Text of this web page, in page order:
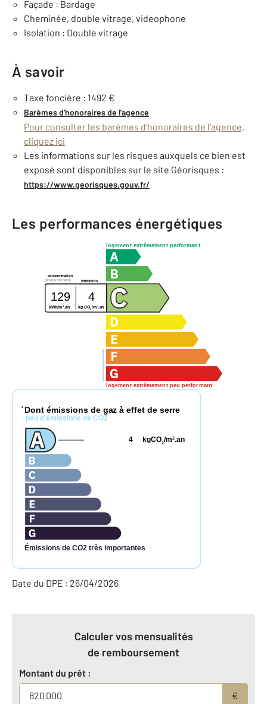
Façade : Bardage
Cheminée, double vitrage, videophone
Isolation : Double vitrage
À savoir
Taxe foncière : 1492 €
Barèmes d'honoraires de l'agence
Pour consulter les barèmes d'honoraires de l'agence,
cliquez ici
Les informations sur les risques auxquels ce bien est
exposé sont disponibles sur le site Géorisques :
https://www.georisques.gouv.fr/
Les performances énergétiques
logement extrêmement performant
logement extrêmement peu performant
consommation
émissions
(énergie primaire)
129 4
kWh/m 2 .an kg CO2/m2.an
* Dont émissions de gaz à effet de serre
peu d'émissions de CO2
Émissions de CO2 très importantes
kgCO2/m2.an
4
Date du DPE : 26/04/2026
Calculer vos mensualités
de remboursement
Montant du prêt :
€